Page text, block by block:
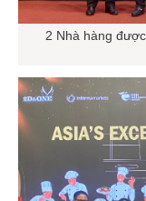
2 Nhà hàng